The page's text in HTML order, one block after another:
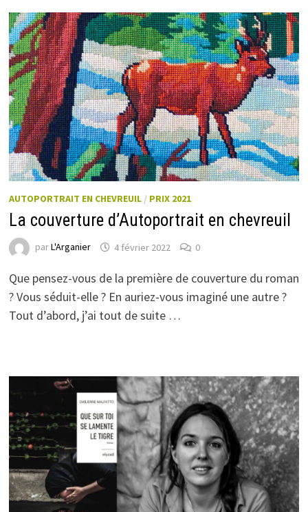
AUTOPORTRAIT EN CHEVREUIL/ PRIX 2021
La couverture d’Autoportrait en chevreuil
parL'Arganier 4 février 2022 0
Que pensez-vous de la première de couverture du roman
? Vous séduit-elle ? En auriez-vous imaginé une autre ?
Tout d’abord, j’ai tout de suite …